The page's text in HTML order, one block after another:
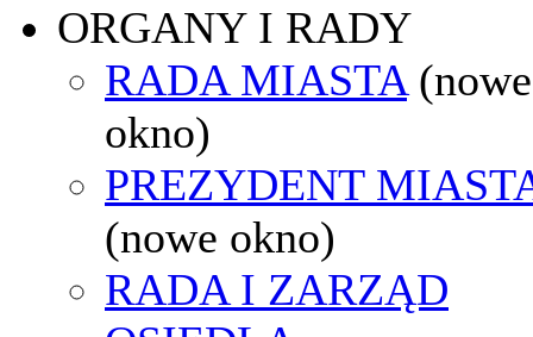
ORGANY I RADY
RADA MIASTA (nowe
okno)
PREZYDENT
(nowe okno)
RADA I ZARZĄD